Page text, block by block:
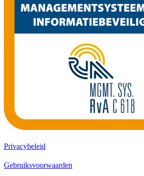
Privacybeleid
Gebruiksvoorwaarden